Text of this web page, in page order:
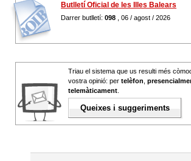
Butlletí Oficial de les Illes Balears
Darrer butlletí: 098 , 06 / agost / 2026
Triau el sistema que us resulti més
vostra opinió: per telèfon
telemàticament
Queixes i suggeriments